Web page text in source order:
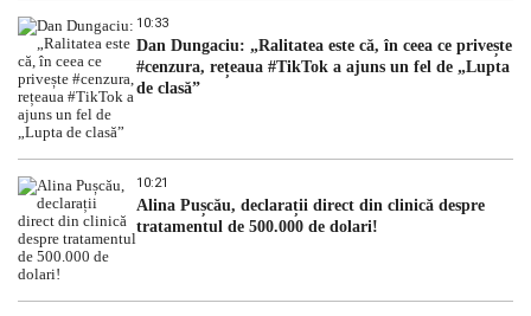
10:33
Dan Dungaciu: „Ralitatea este că, în ceea ce privește
#cenzura, rețeaua #TikTok a ajuns un fel de „Lupta
de clasă”
10:21
Alina Pușcău, declarații direct din clinică despre
tratamentul de 500.000 de dolari!